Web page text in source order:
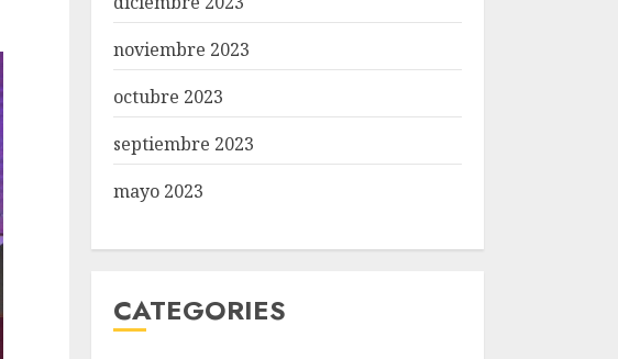
noviembre 2023
octubre 2023
septiembre 2023
mayo 2023
CATEGORIES